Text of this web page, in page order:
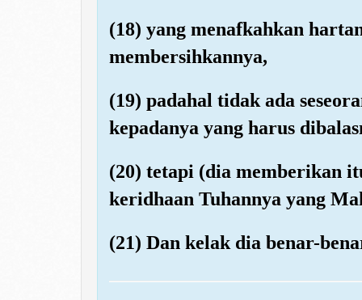
(18) yang menafkahkan
membersihkannya,
(19) padahal tidak ada
kepadanya yang harus
(20) tetapi (dia memberikan
keridhaan Tuhannya yang
(21) Dan kelak dia benar-